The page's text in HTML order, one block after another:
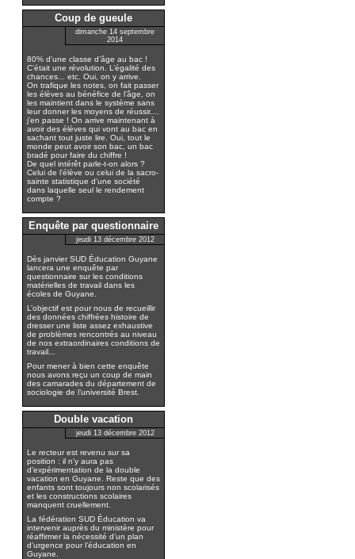
Coup de gueule
dimanche 14 septembre
2014
80% d’une classe d’âge au bac !
C’était une révolution. L’égalité des
chances... etc. Oui, on y arrive.
On trafique les notes, on fait passer
les élèves au bénéfice de l’âge, on
les maintient dans le système sans
leur donner les moyens de réussir....
j’en passe ! On arrive maintenant à
avoir des élèves qui vont au bac en
sachant tout juste lire. Oui, tout le
monde peut avoir son bac, un bac
bradé pour faire du chiffre !
De quel intérêt parle-t-on alors ?
Celui de l’élève ou celui de la sacro-
sainte statistique d’une société
dans laquelle seul le rendement
compte ?
Enquête par questionnaire
jeudi 13 décembre 2012
Dès janvier SUD Éducation Guyane
lancera une enquête par
questionnaire sur les conditions
matérielles de travail dans les
écoles de Guyane.
L’objectif est pour nous de recueillir
des données chiffrées histoire de
dresser une liste assez exhaustive
de problèmes rencontrés au niveau
de nos extraordinaires conditions de
travail...
Pour mener à bien cette enquête
nous avons reçu un coup de main
des camarades du département de
sociologie de l’université Brest.
Double vacation
jeudi 13 décembre 2012
Le recteur est revenu sur sa
position : il n’y aura pas
d’expérimentation de la double
vacation en Guyane. Reste que des
enfants sont toujours non scolarisés
et les constructions scolaires
manquent cruellement.
La fédération SUD Éducation va
intervenir auprès du ministère pour
réaffirmer la nécessité d’un plan
d’urgence pour l’éducation en
Guyane.